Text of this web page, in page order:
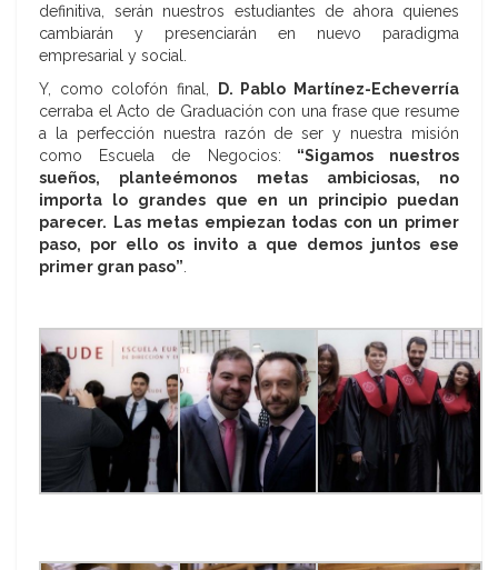
definitiva, serán nuestros estudiantes de ahora quienes
cambiarán y presenciarán en nuevo paradigma
empresarial y social.
Y, como colofón final,
D. Pablo Martínez-Echeverría
cerraba el Acto de Graduación con una frase que resume
a la perfección nuestra razón de ser y nuestra misión
como Escuela de Negocios: “Sigamos nuestros
sueños, planteémonos metas ambiciosas, no
importa lo grandes que en un principio puedan
parecer. Las metas empiezan todas con un primer
paso, por ello os invito a que demos juntos ese
primer gran paso”.